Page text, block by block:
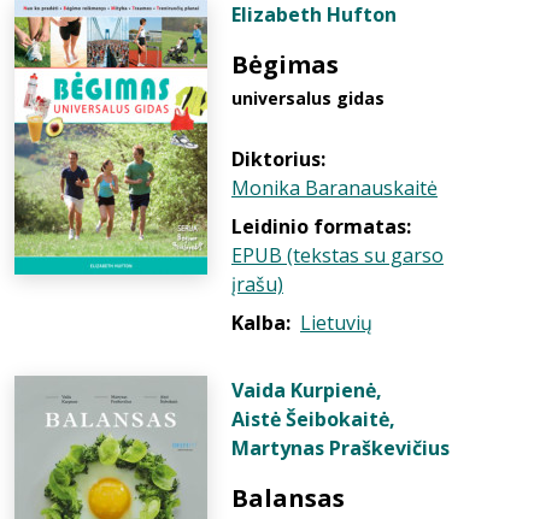
Elizabeth Hufton
Bėgimas
universalus gidas
Diktorius:
Monika Baranauskaitė
Leidinio formatas:
EPUB (tekstas su garso
įrašu)
Kalba: Lietuvių
Vaida Kurpienė,
Aistė Šeibokaitė,
Martynas Praškevičius
Balansas